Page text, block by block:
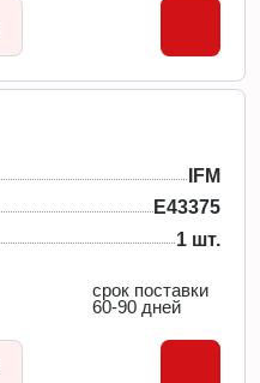
IFM
E43375
1 шт.
срок поставки
60-90 дней